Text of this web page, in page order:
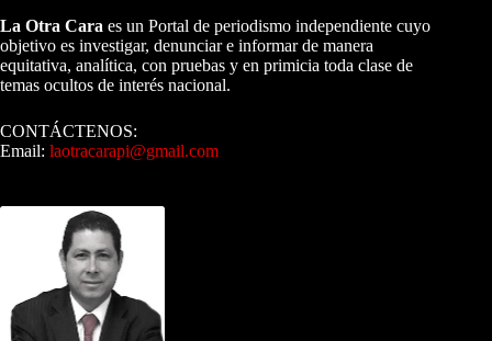
La Otra Cara es un Portal de periodismo independiente cuyo
objetivo es investigar, denunciar e informar de manera
equitativa, analítica, con pruebas y en primicia toda clase de
temas ocultos de interés nacional.
CONTÁCTENOS:
Email: laotracarapi@gmail.com